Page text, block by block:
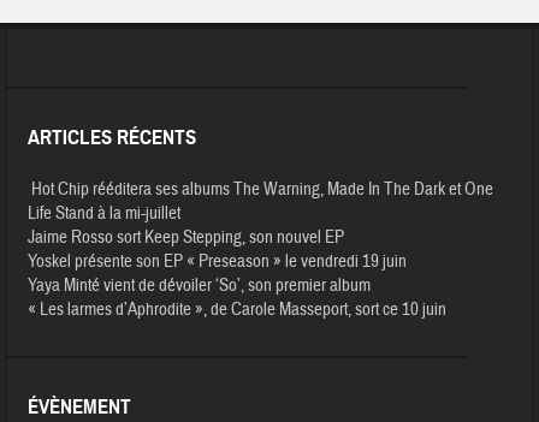
ARTICLES RÉCENTS
Hot Chip rééditera ses albums The Warning, Made In The Dark et One
Life Stand à la mi-juillet
Jaime Rosso sort Keep Stepping, son nouvel EP
Yoskel présente son EP « Preseason » le vendredi 19 juin
Yaya Minté vient de dévoiler ‘So’, son premier album
« Les larmes d’Aphrodite », de Carole Masseport, sort ce 10 juin
ÉVÈNEMENT